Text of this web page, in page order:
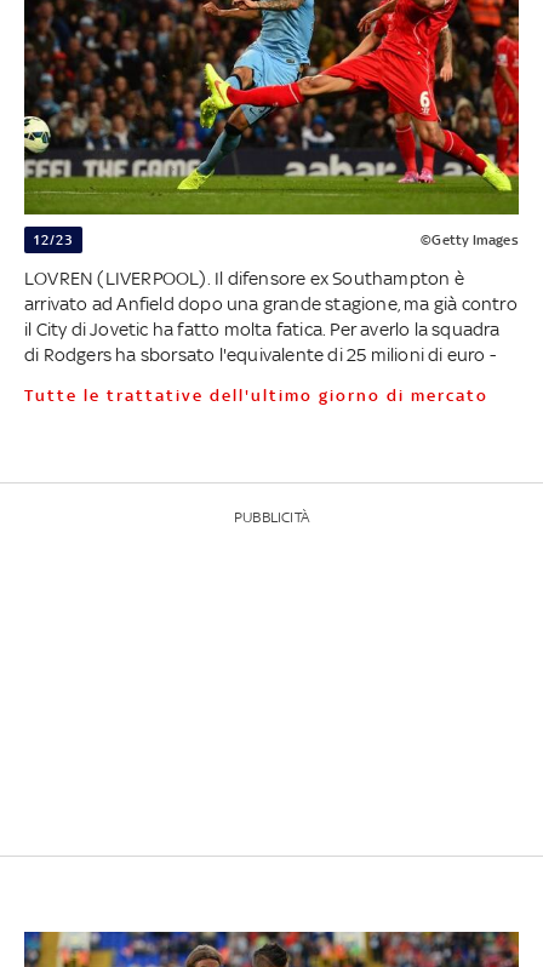
12/23 ©Getty Images
LOVREN (LIVERPOOL). Il difensore ex Southampton è
arrivato ad Anfield dopo una grande stagione, ma già contro
il City di Jovetic ha fatto molta fatica. Per averlo la squadra
di Rodgers ha sborsato l'equivalente di 25 milioni di euro -
Tutte le trattative dell'ultimo giorno di mercato
PUBBLICITÀ